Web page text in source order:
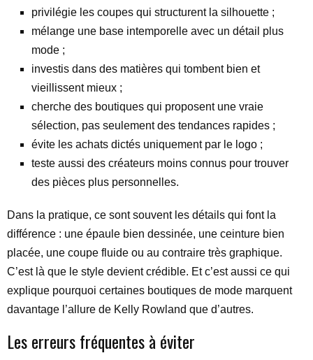
privilégie les coupes qui structurent la silhouette ;
mélange une base intemporelle avec un détail plus
mode ;
investis dans des matières qui tombent bien et
vieillissent mieux ;
cherche des boutiques qui proposent une vraie
sélection, pas seulement des tendances rapides ;
évite les achats dictés uniquement par le logo ;
teste aussi des créateurs moins connus pour trouver
des pièces plus personnelles.
Dans la pratique, ce sont souvent les détails qui font la
différence : une épaule bien dessinée, une ceinture bien
placée, une coupe fluide ou au contraire très graphique.
C’est là que le style devient crédible. Et c’est aussi ce qui
explique pourquoi certaines boutiques de mode marquent
davantage l’allure de Kelly Rowland que d’autres.
Les erreurs fréquentes à éviter